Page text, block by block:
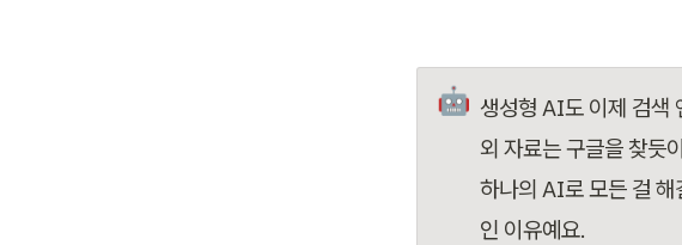
🤖 생성형 AI도 이제 검색
외 자료는 구글을 찾듯
하나의 AI로 모든 걸 해
인 이유예요.